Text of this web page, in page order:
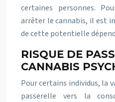
certaines personnes.
arrêter le cannabis, il est
de cette potentielle
RISQUE DE
CANNABIS
Pour certains individus, la
passerelle vers la